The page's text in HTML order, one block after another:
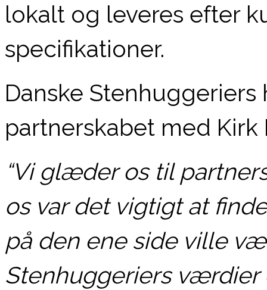
lokalt og leveres efter
specifikationer.
Danske
partnerskabet med Kirk
“Vi glæder os til
os var det vigtigt at
på den ene side ville
Stenhuggeriers værdier